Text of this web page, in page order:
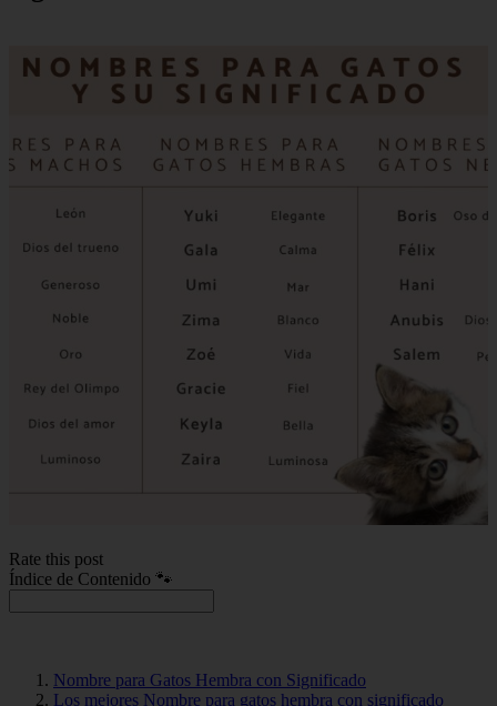
Rate this post
Índice de Contenido 🐾
Nombre para Gatos Hembra con Significado
Los mejores Nombre para gatos hembra con significado